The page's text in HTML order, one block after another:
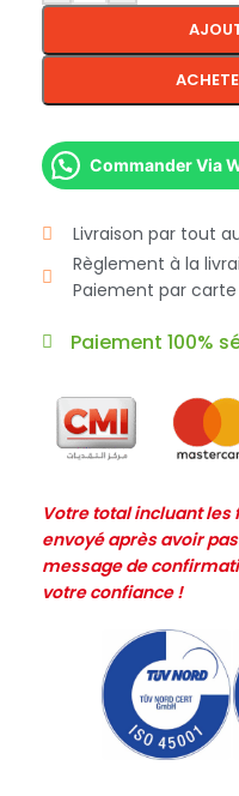
Commander Via
Livraison par tout
Règlement à la
Paiement par
Paiement 100%
Votre total incluant les
envoyé après avoir
message de
votre confiance !